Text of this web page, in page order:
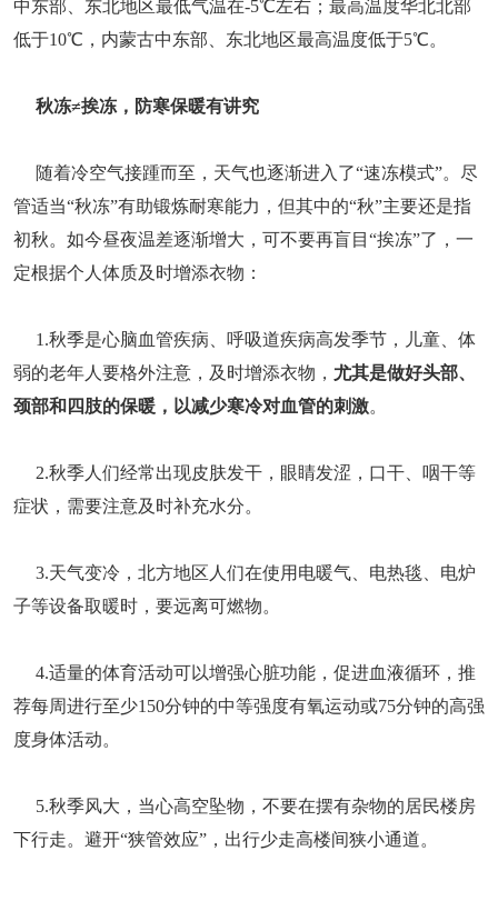
中东部、东北地区最低气温在-5℃左右；最高温度华北北部
低于10℃，内蒙古中东部、东北地区最高温度低于5℃。
秋冻≠挨冻，防寒保暖有讲究
随着冷空气接踵而至，天气也逐渐进入了“速冻模式”。尽
管适当“秋冻”有助锻炼耐寒能力，但其中的“秋”主要还是指
初秋。如今昼夜温差逐渐增大，可不要再盲目“挨冻”了，一
定根据个人体质及时增添衣物：
1.秋季是心脑血管疾病、呼吸道疾病高发季节，儿童、体
弱的老年人要格外注意，及时增添衣物， 尤其是做好头部、
颈部和四肢的保暖， 以减少寒冷对血管的刺激。
2.秋季人们经常出现皮肤发干，眼睛发涩，口干、咽干等
症状，需要注意及时补充水分。
3.天气变冷，北方地区人们在使用电暖气、电热毯、电炉
子等设备取暖时，要远离可燃物。
4.适量的体育活动可以增强心脏功能，促进血液循环，推
荐每周进行至少150分钟的中等强度有氧运动或75分钟的高强
度身体活动。
5.秋季风大，当心高空坠物，不要在摆有杂物的居民楼房
下行走。避开“狭管效应”，出行少走高楼间狭小通道。